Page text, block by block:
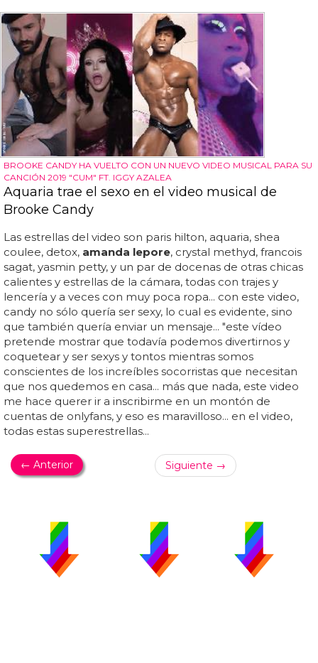
BROOKE CANDY HA VUELTO CON UN NUEVO VIDEO MUSICAL PARA SU
CANCIÓN 2019 "CUM" FT. IGGY AZALEA
Aquaria trae el sexo en el video musical de
Brooke Candy
Las estrellas del video son paris hilton, aquaria, shea
coulee, detox, amanda lepore, crystal methyd, francois
sagat, yasmin petty, y un par de docenas de otras chicas
calientes y estrellas de la cámara, todas con trajes y
lencería y a veces con muy poca ropa... con este video,
candy no sólo quería ser sexy, lo cual es evidente, sino
que también quería enviar un mensaje... "este vídeo
pretende mostrar que todavía podemos divertirnos y
coquetear y ser sexys y tontos mientras somos
conscientes de los increíbles socorristas que necesitan
que nos quedemos en casa... más que nada, este video
me hace querer ir a inscribirme en un montón de
cuentas de onlyfans, y eso es maravilloso... en el video,
todas estas superestrellas...
← Anterior Siguiente →